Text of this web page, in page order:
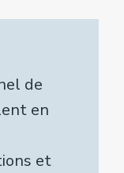
de
en
et